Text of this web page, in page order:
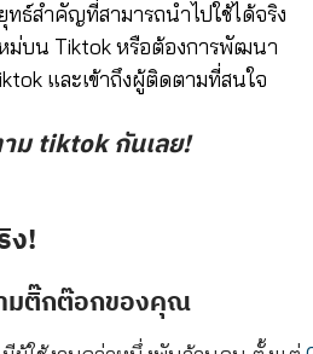
ธ์สำคัญที่สามารถนำไปใช้ได้จริง
ม่บน Tiktok หรือต้องการพัฒนา
และเข้าถึงผู้ติดตามที่สนใจ
ม tiktok กันเลย!
ง!
มติ๊กต๊อกของคุณ